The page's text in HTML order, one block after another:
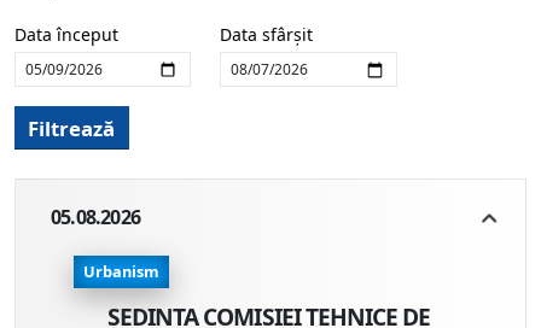
Data început Data sfârșit
Filtrează
05.08.2026
Urbanism
ȘEDINȚA COMISIEI TEHNICE DE